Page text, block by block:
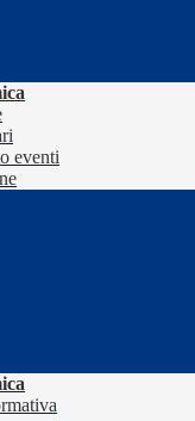
eventi